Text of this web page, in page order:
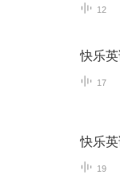
12
快乐
17
快乐
19